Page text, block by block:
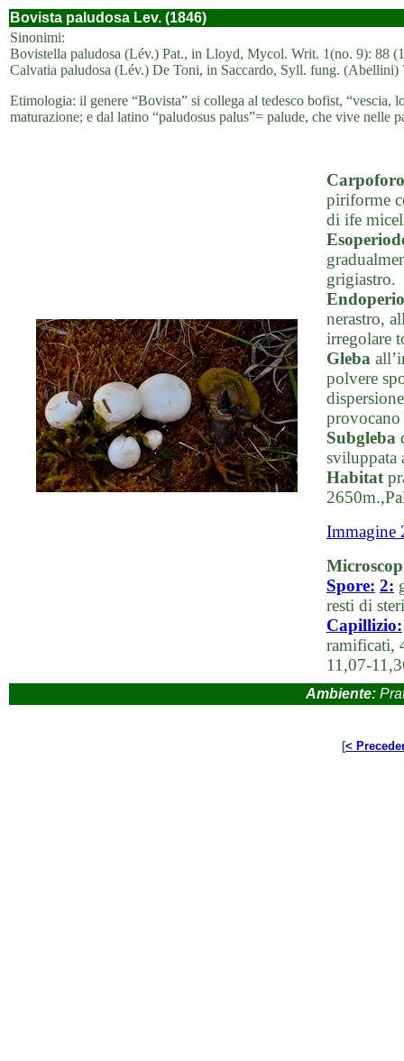
Bovista paludosa Lev. (1846)
Sinonimi:
Bovistella paludosa (Lév.) Pat., in Lloyd, Mycol. Writ. 1(no. 9): 88
Calvatia paludosa (Lév.) De Toni, in Saccardo, Syll. fung. (Abellini)
Etimologia: il genere “Bovista” si collega al tedesco bofist, “vescia,
maturazione; e dal latino “paludosus palus”= palude, che vive nelle
Carpoforo
piriforme
di ife
grigiastro.
nerastro,
irregolare
Gleba
polvere
Subgleba
sviluppata
Habitat
Immagine
Spore: 2:
resti di
Capillizio:
ramificati,
11,07-
Ambiente:
[<